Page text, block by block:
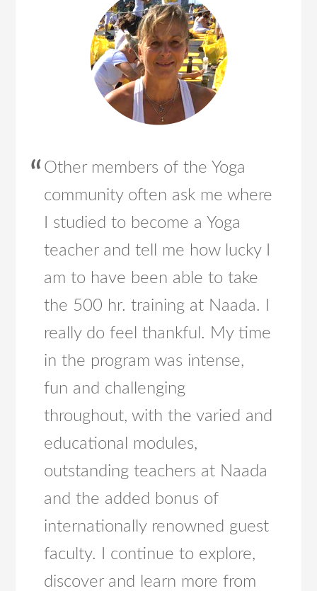
Other members of the Yoga
community often ask me where
I studied to become a Yoga
teacher and tell me how lucky I
am to have been able to take
the 500 hr. training at Naada. I
really do feel thankful. My time
in the program was intense,
fun and challenging
throughout, with the varied and
educational modules,
outstanding teachers at Naada
and the added bonus of
internationally renowned guest
faculty. I continue to explore,
discover and learn more from